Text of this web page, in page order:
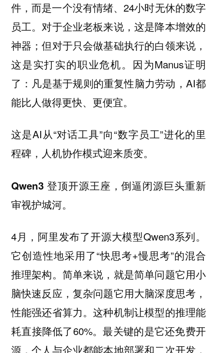
件，而是一个没有情绪、24小时无休的数字
员工。对于企业老板来说，这是降本增效的
神器；但对于只会做基础执行的白领来说，
这是实打实的职业危机。因为Manus证明
了：凡是基于规则的重复性脑力劳动，AI都
能比人做得更快、更便宜。
这是AI从“对话工具”向“数字员工”进化的里
程碑，人机协作模式迎来质变。
Qwen3 登顶开源王座，倒逼闭源巨头重新
审视护城河。
4月，阿里发布了开源大模型Qwen3系列。
它创造性地采用了“快思考+慢思考”的混合
推理架构。简单来说，就是简单问题它用小
脑快速反应，复杂问题它用大脑深度思考，
性能强还省算力。这种机制让模型的推理能
耗直接降低了60%。最关键的是它还免费开
源，个人与企业都能本地部署和二次开发，